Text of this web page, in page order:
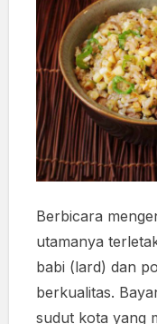
Berbicara
utamanya
babi (lard) dan
berkualitas.
sudut kota yang